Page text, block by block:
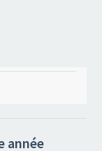
année